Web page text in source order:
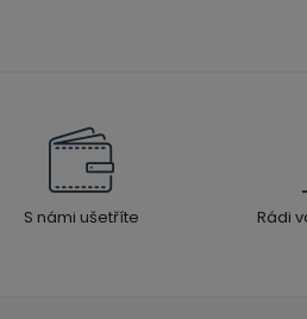
S námi ušetříte Rádi